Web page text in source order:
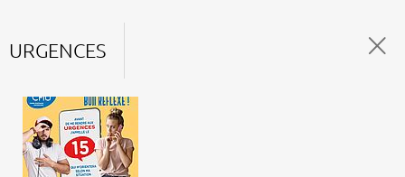
URGENCES